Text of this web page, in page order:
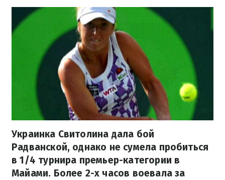
Украинка Свитолина дала бой
Радванской, однако не сумела пробиться
в 1/4 турнира премьер-категории в
Майами. Более 2-х часов воевала за